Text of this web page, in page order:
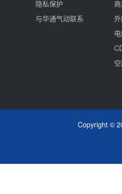
隐私保护
与华通气动联系
Copyright ©